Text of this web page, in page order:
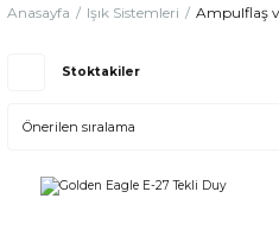
Anasayfa Işık Sistemleri Ampulflaş
Stoktakiler